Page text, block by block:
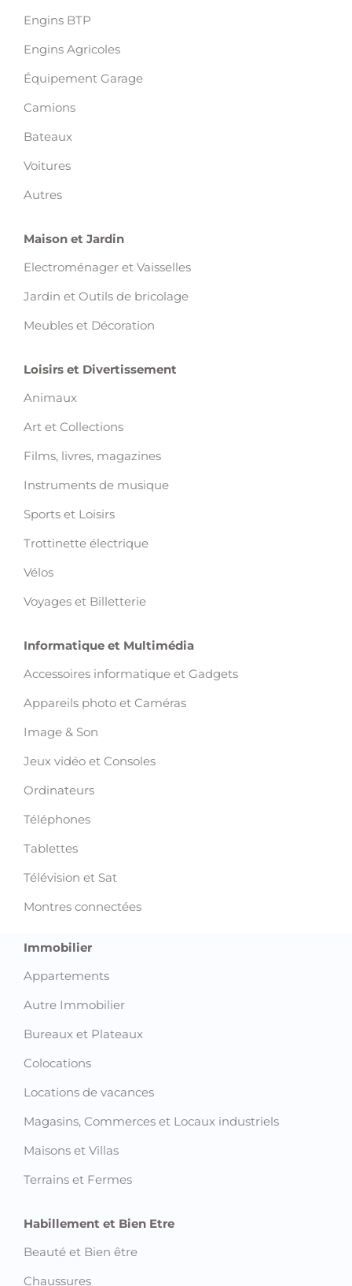
Engins BTP
Engins Agricoles
Équipement Garage
Camions
Bateaux
Voitures
Autres
Maison et Jardin
Electroménager et Vaisselles
Jardin et Outils de bricolage
Meubles et Décoration
Loisirs et Divertissement
Animaux
Art et Collections
Films, livres, magazines
Instruments de musique
Sports et Loisirs
Trottinette électrique
Vélos
Voyages et Billetterie
Informatique et Multimédia
Accessoires informatique et Gadgets
Appareils photo et Caméras
Image & Son
Jeux vidéo et Consoles
Ordinateurs
Téléphones
Tablettes
Télévision et Sat
Montres connectées
Immobilier
Appartements
Autre Immobilier
Bureaux et Plateaux
Colocations
Locations de vacances
Magasins, Commerces et Locaux industriels
Maisons et Villas
Terrains et Fermes
Habillement et Bien Etre
Beauté et Bien être
Chaussures